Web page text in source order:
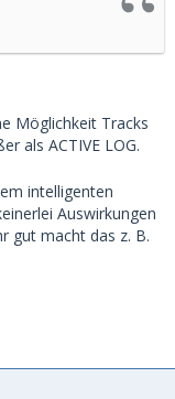
Möglichkeit Tracks
als ACTIVE LOG.
intelligenten
Auswirkungen
gut macht das z. B.